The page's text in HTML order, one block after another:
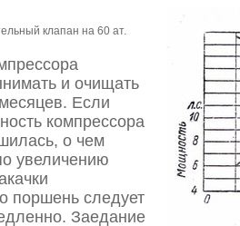
клапан на 60 ат.
и очищать
Если
компрессора
о чем
увеличению
поршень следует
Заедание